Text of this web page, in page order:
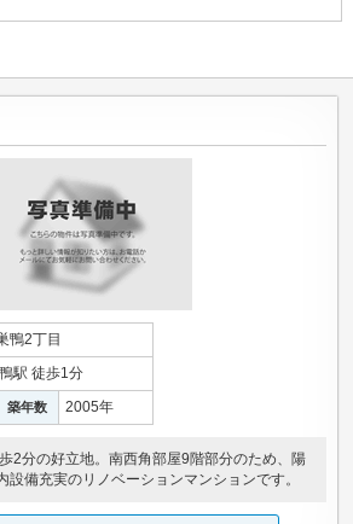
鴨2丁目
駅 徒歩1分
築年数 2005年
2分の好立地。南西角部屋9階部分のため、陽
設備充実のリノベーションマンションです。